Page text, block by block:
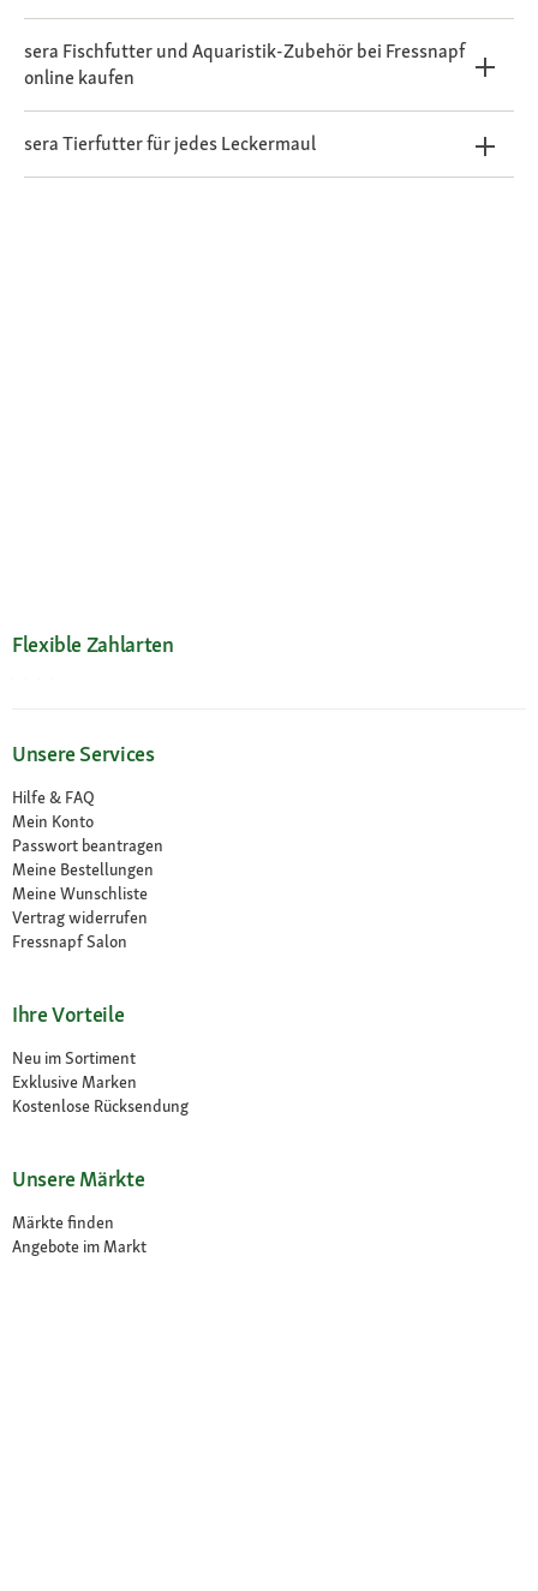
sera Fischfutter und Aquaristik-Zubehör bei Fressnapf
online kaufen
sera Tierfutter für jedes Leckermaul
Flexible Zahlarten
Unsere Services
Hilfe & FAQ
Mein Konto
Passwort beantragen
Meine Bestellungen
Meine Wunschliste
Vertrag widerrufen
Fressnapf Salon
Ihre Vorteile
Neu im Sortiment
Exklusive Marken
Kostenlose Rücksendung
Unsere Märkte
Märkte finden
Angebote im Markt